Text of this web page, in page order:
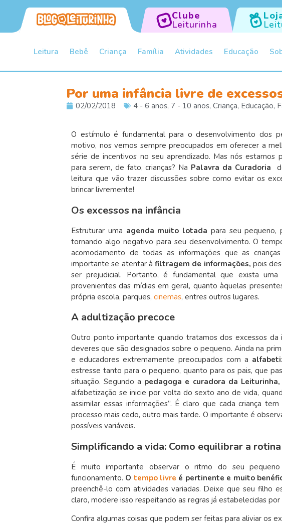
Clube
Leiturinha
Leitura Bebê Criança Família Atividades Educação
Por uma infância livre de
02/02/2018 4 - 6 anos, 7 - 10 anos, Criança, Educação,
O estímulo é fundamental para o desenvolvimento dos
motivo, nos vemos sempre preocupados em oferecer a
série de incentivos no seu aprendizado. Mas nós
para serem, de fato, crianças? Na Palavra da Curadoria
leitura que vão trazer discussões sobre como evitar os
brincar livremente!
Os excessos na infância
Estruturar uma agenda muito lotada para seu pequeno,
tornando algo negativo para seu desenvolvimento. O
acomodamento de todas as informações que as
importante se atentar àfiltragem de informações, pois
ser prejudicial. Portanto, é fundamental que exista uma
provenientes das mídias em geral, quanto àquelas
própria escola, parques, cinemas, entres outros lugares.
A adultização precoce
Outro ponto importante quando tratamos dos excessos da
deveres que são designados sobre o pequeno. Ainda na
e educadores extremamente preocupados com a
estresse tanto para o pequeno, quanto para os pais, que
situação. Segundo a pedagoga e curadora da Leiturinha,
alfabetização se inicie por volta do sexto ano de vida,
assimilar essas informações”. É claro que cada criança
processo mais cedo, outro mais tarde. O importante é
possíveis variáveis.
Simplificando a vida: Como equilibrar a
É muito importante observar o ritmo do seu
funcionamento. O tempo livre é pertinente e muito
preenchê-lo com atividades variadas. Deixe que seu filho
claro, modere isso respeitando as regras já estabelecidas por
Confira algumas coisas que podem ser feitas para aliviar os